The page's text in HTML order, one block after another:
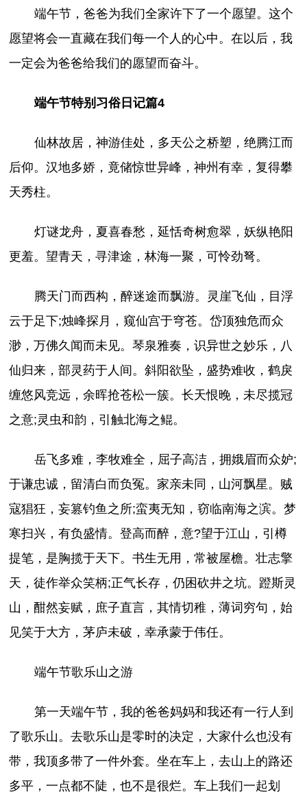
端午节，爸爸为我们全家许下了一个愿望。这个
愿望将会一直藏在我们每一个人的心中。在以后，我
一定会为爸爸给我们的愿望而奋斗。
端午节特别习俗日记篇4
仙林故居，神游佳处，多天公之桥塑，绝腾江而
后仰。汉地多娇，竟储惊世异峰，神州有幸，复得攀
天秀柱。
灯谜龙舟，夏喜春愁，延恬奇树愈翠，妖纵艳阳
更羞。望青天，寻津途，林海一聚，可怜劲弩。
腾天门而西构，醉迷途而飘游。灵崖飞仙，目浮
云于足下;烛峰探月，窥仙宫于穹苍。岱顶独危而众
渺，万佛久闻而未见。琴泉雅奏，识异世之妙乐，八
仙归来，部灵药于人间。斜阳欲坠，盛势难收，鹤戾
缠悠风竞远，余晖抢苍松一簇。长天恨晚，未尽揽冠
之意;灵虫和韵，引触北海之鲲。
岳飞多难，李牧难全，屈子高洁，拥娥眉而众妒;
于谦忠诚，留清白而负冤。家亲未同，山河飘星。贼
寇猖狂，妄篡钓鱼之所;蛮夷无知，窃临南海之滨。梦
寒扫兴，有负盛情。登高而醉，意?望于江山，引樽
提笔，是胸揽于天下。书生无用，常被屋檐。壮志擎
天，徒作举众笑柄;正气长存，仍困砍井之坑。蹬斯灵
山，酣然妄赋，庶子直言，其情切稚，薄词穷句，始
见笑于大方，茅庐未破，幸承蒙于伟任。
端午节歌乐山之游
第一天端午节，我的爸爸妈妈和我还有一行人到
了歌乐山。去歌乐山是零时的决定，大家什么也没有
带，我顶多带了一件外套。坐在车上，去山上的路还
多平，一点都不陡，也不是很烂。车上我们一起划